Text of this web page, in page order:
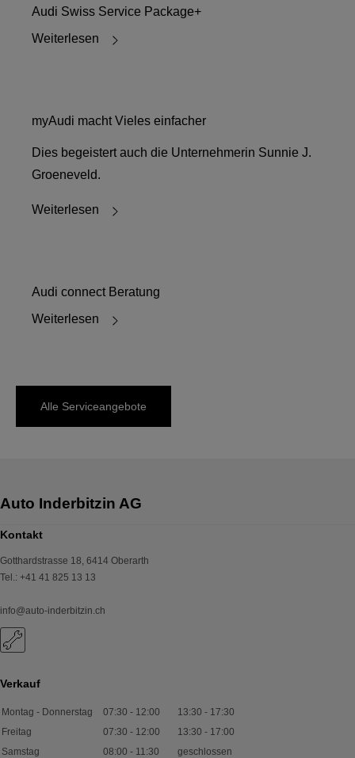
Audi Swiss Service Package+
Weiterlesen
myAudi macht Vieles einfacher
Dies begeistert auch die Unternehmerin Sunnie J.
Groeneveld.
Weiterlesen
Audi connect Beratung
Weiterlesen
Alle Serviceangebote
Kontakt
Gotthardstrasse 18, 6414 Oberarth
Tel.: +41 41 825 13 13
info@auto-inderbitzin.ch
Verkauf
Montag - Donnerstag 07:30 - 12:00 13:30 - 17:30
Freitag
07:30 - 12:00 13:30 - 17:00
Samstag
08:00 - 11:30
geschlossen